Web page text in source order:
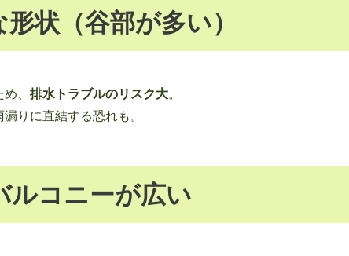
状（谷部が多い）
、 排水トラブルのリスク大。
りに直結する恐れも。
コニーが広い